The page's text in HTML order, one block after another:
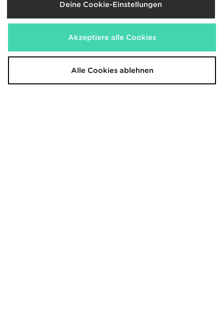
Deine Cookie-Einstellungen
Akzeptiere alle Cookies
Alle Cookies ablehnen